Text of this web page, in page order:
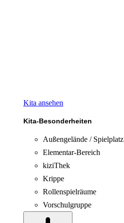
Kita ansehen
Kita-Besonderheiten
Außengelände / Spielplatz
Elementar-Bereich
kiziThek
Krippe
Rollenspielräume
Vorschulgruppe